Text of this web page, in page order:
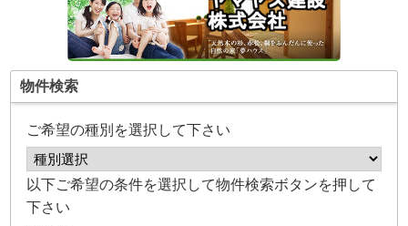
物件検索
ご希望の種別を選択して下さい
以下ご希望の条件を選択して物件検索ボタンを押して
下さい